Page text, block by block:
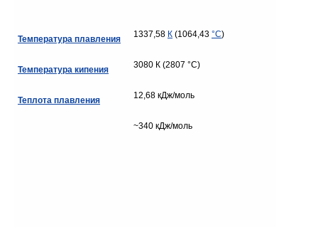
Температура плавления 1337,58 К (1064,43 °C)
Температура кипения 3080 К (2807 °C)
Теплота плавления 12,68 кДж/моль
~340 кДж/моль